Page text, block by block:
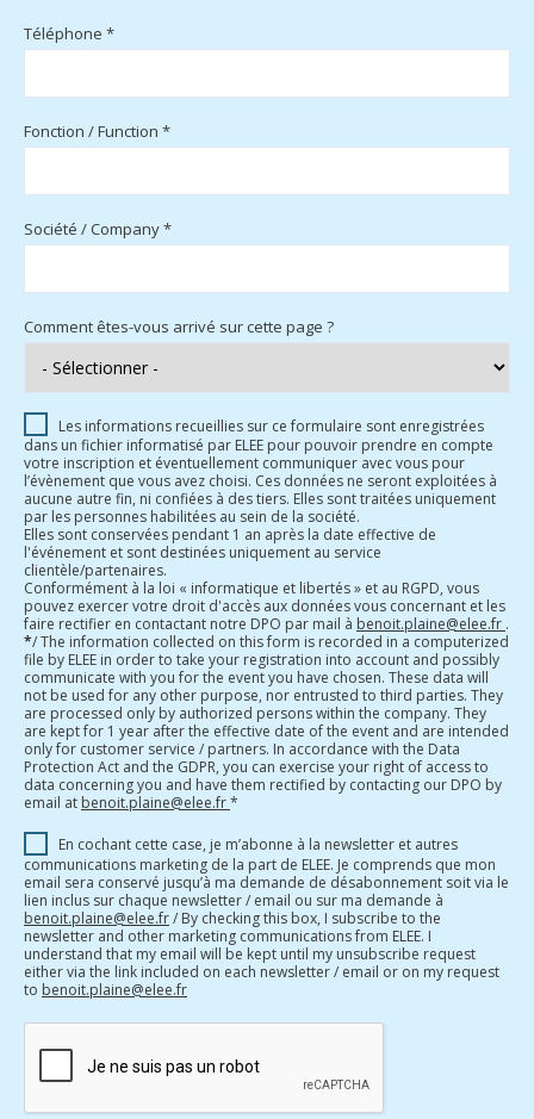
Téléphone *
Fonction / Function *
Société / Company *
Comment êtes-vous arrivé sur cette page ?
Les informations recueillies sur ce formulaire sont enregistrées
dans un fichier informatisé par ELEE pour pouvoir prendre en compte
votre inscription et éventuellement communiquer avec vous pour
l’évènement que vous avez choisi. Ces données ne seront exploitées à
aucune autre fin, ni confiées à des tiers. Elles sont traitées uniquement
par les personnes habilitées au sein de la société.
Elles sont conservées pendant 1 an après la date effective de
l'événement et sont destinées uniquement au service
clientèle/partenaires.
Conformément à la loi « informatique et libertés » et au RGPD, vous
pouvez exercer votre droit d'accès aux données vous concernant et les
faire rectifier en contactant notre DPO par mail à benoit.plaine@elee.fr .
*/ The information collected on this form is recorded in a computerized
file by ELEE in order to take your registration into account and possibly
communicate with you for the event you have chosen. These data will
not be used for any other purpose, nor entrusted to third parties. They
are processed only by authorized persons within the company. They
are kept for 1 year after the effective date of the event and are intended
only for customer service / partners. In accordance with the Data
Protection Act and the GDPR, you can exercise your right of access to
data concerning you and have them rectified by contacting our DPO by
email at benoit.plaine@elee.fr*
En cochant cette case, je m’abonne à la newsletter et autres
communications marketing de la part de ELEE. Je comprends que mon
email sera conservé jusqu’à ma demande de désabonnement soit via le
lien inclus sur chaque newsletter / email ou sur ma demande à
benoit.plaine@elee.fr/ By checking this box, I subscribe to the
newsletter and other marketing communications from ELEE. I
understand that my email will be kept until my unsubscribe request
either via the link included on each newsletter / email or on my request
to benoit.plaine@elee.fr